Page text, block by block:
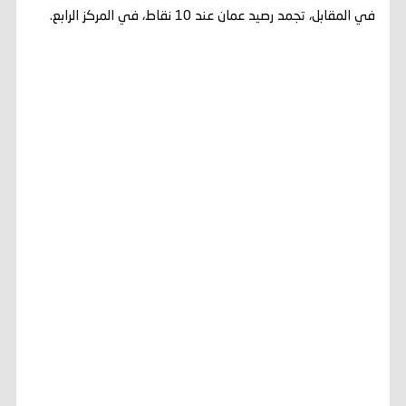
في المقابل، تجمد رصيد عمان عند 10 نقاط، في المركز الرابع.